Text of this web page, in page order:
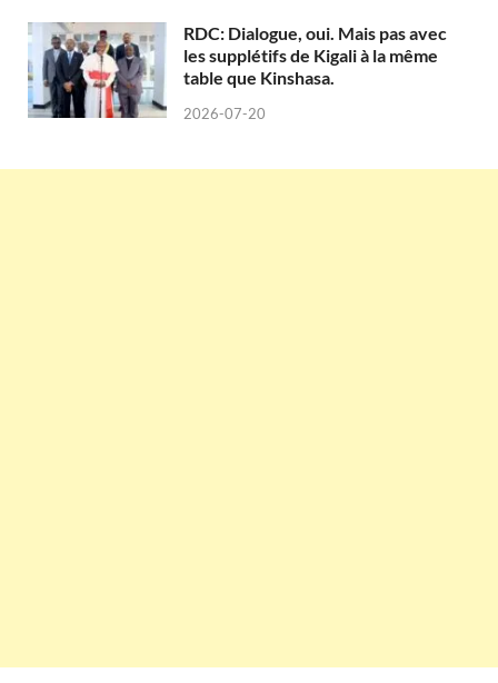
RDC: Dialogue, oui. Mais pas avec
les supplétifs de Kigali à la même
table que Kinshasa.
2026-07-20